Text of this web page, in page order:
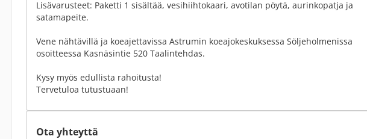
Lisävarusteet: Paketti 1 sisältää, vesihiihtokaari, avotilan pöytä, aurinkopatja ja
satamapeite.
Vene nähtävillä ja koeajettavissa Astrumin koeajokeskuksessa Söljeholmenissa
osoitteessa Kasnäsintie 520 Taalintehdas.
Kysy myös edullista rahoitusta!
Tervetuloa tutustuaan!
Ota yhteyttä